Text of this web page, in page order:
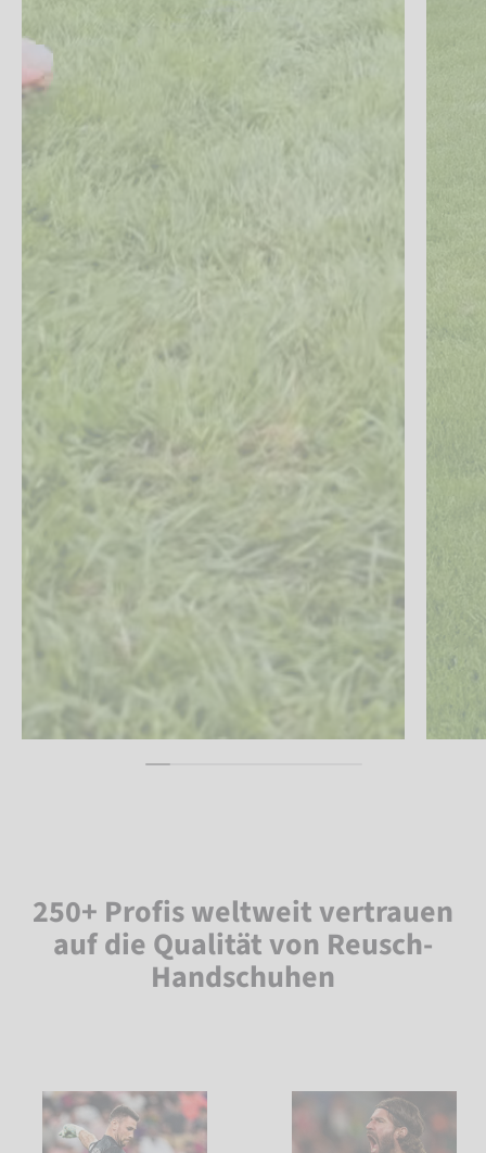
250+ Profis weltweit vertrauen
auf die Qualität von Reusch-
Handschuhen